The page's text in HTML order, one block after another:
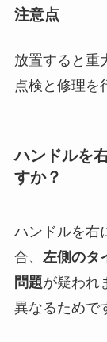
注意点
放置すると重
点検と修理を
ハンドルを
すか？
ハンドルを右
合、 左側のタ
問題が疑われ
異なるためで